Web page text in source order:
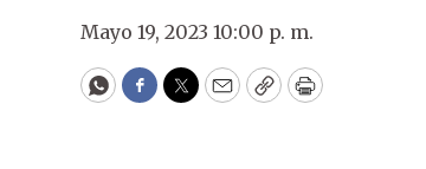
Mayo 19, 2023 10:00 p. m.
WhatsApp
Facebook
Twitter
EmailCopyPrint